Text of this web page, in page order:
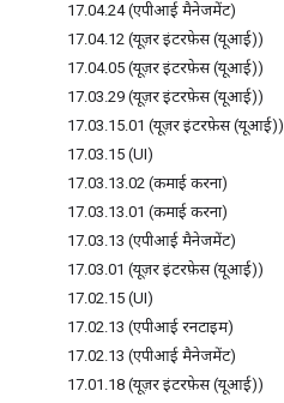
17.04.24 (एपीआई मैनेजमेंट)
17.04.12 (यूज़र इंटरफ़ेस (यूआई))
17.04.05 (यूज़र इंटरफ़ेस (यूआई))
17.03.29 (यूज़र इंटरफ़ेस (यूआई))
17.03.15.01 (यूज़र इंटरफ़ेस (यूआई))
17.03.15 (UI)
17.03.13.02 (कमाई करना)
17.03.13.01 (कमाई करना)
17.03.13 (एपीआई मैनेजमेंट)
17.03.01 (यूज़र इंटरफ़ेस (यूआई))
17.02.15 (UI)
17.02.13 (एपीआई रनटाइम)
17.02.13 (एपीआई मैनेजमेंट)
17.01 .18 (यूज़र इंटरफ़ेस (यूआई))